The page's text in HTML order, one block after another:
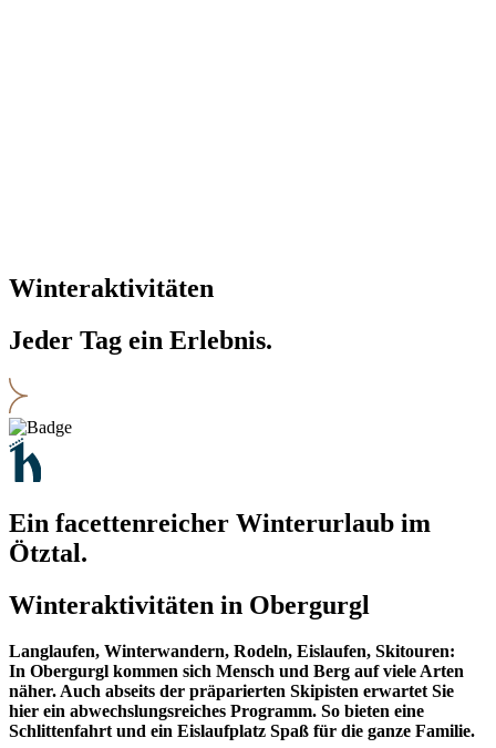
Winteraktivitäten
Jeder Tag ein Erlebnis.
Ein facettenreicher Winterurlaub im
Ötztal.
Winteraktivitäten in Obergurgl
Langlaufen, Winterwandern, Rodeln, Eislaufen, Skitouren:
In Obergurgl kommen sich Mensch und Berg auf viele Arten
näher. Auch abseits der präparierten Skipisten erwartet Sie
hier ein abwechslungsreiches Programm. So bieten eine
Schlittenfahrt und ein Eislaufplatz Spaß für die ganze Familie.